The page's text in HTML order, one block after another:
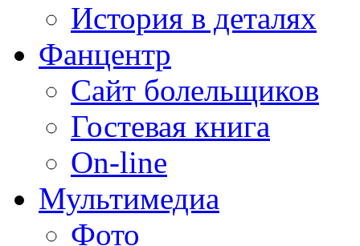
История в деталях
Фанцентр
Сайт болельщиков
Гостевая книга
On-line
Мультимедиа
Фото